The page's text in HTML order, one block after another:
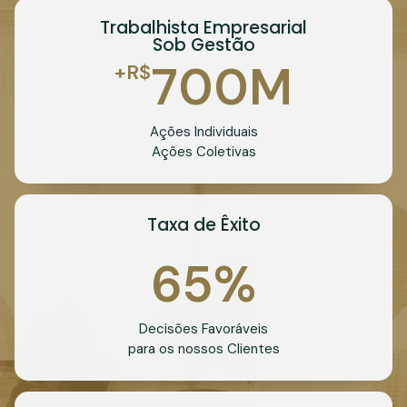
Trabalhista Empresarial
Sob Gestão
+R$700M
Ações Individuais
Ações Coletivas
Taxa de Êxito
65%
Decisões Favoráveis
para os nossos Clientes